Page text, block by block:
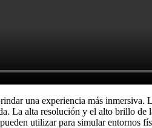
una experiencia más
La alta resolución y el alto brillo
utilizar para simular entornos